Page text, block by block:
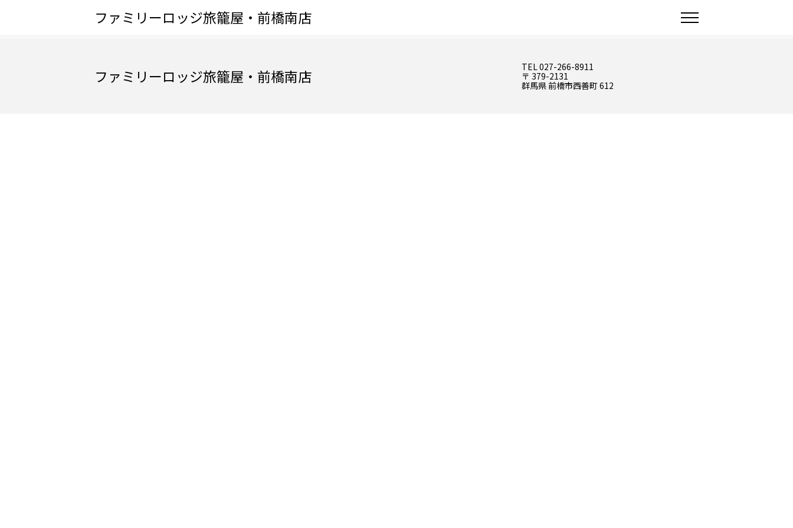
ファミリーロッジ旅籠屋・前橋南店
ファミリーロッジ旅籠屋・前橋南店
TEL 027-266-8911
〒 379-2131
群馬県 前橋市西善町 612